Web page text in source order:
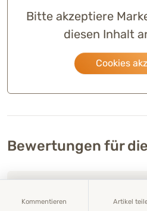
Bitte akzeptiere
diesen Inhalt
Cookies
Bewertungen für
Kommentieren Artikel